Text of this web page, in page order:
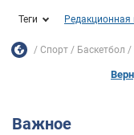
Теги Редакционная
Спорт Баскетбол
Важное